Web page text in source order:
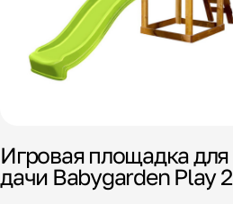
Игровая площадка для
дачи Babygarden Play 2